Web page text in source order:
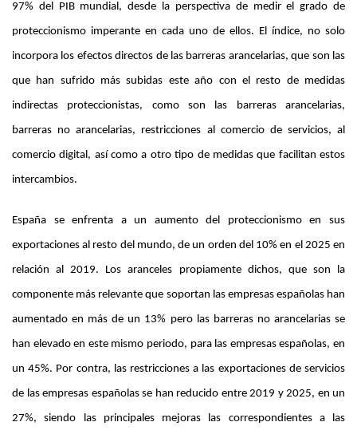
97% del PIB mundial, desde la perspectiva de medir el grado de
proteccionismo imperante en cada uno de ellos. El índice, no solo
incorpora los efectos directos de las barreras arancelarias, que son las
que han sufrido más subidas este año con el resto de medidas
indirectas proteccionistas, como son las barreras arancelarias,
barreras no arancelarias, restricciones al comercio de servicios, al
comercio digital, así como a otro tipo de medidas que facilitan estos
intercambios.
España se enfrenta a un aumento del proteccionismo en sus
exportaciones al resto del mundo, de un orden del 10% en el 2025 en
relación al 2019. Los aranceles propiamente dichos, que son la
componente más relevante que soportan las empresas españolas han
aumentado en más de un 13% pero las barreras no arancelarias se
han elevado en este mismo periodo, para las empresas españolas, en
un 45%. Por contra, las restricciones a las exportaciones de servicios
de las empresas españolas se han reducido entre 2019 y 2025, en un
27%, siendo las principales mejoras las correspondientes a las